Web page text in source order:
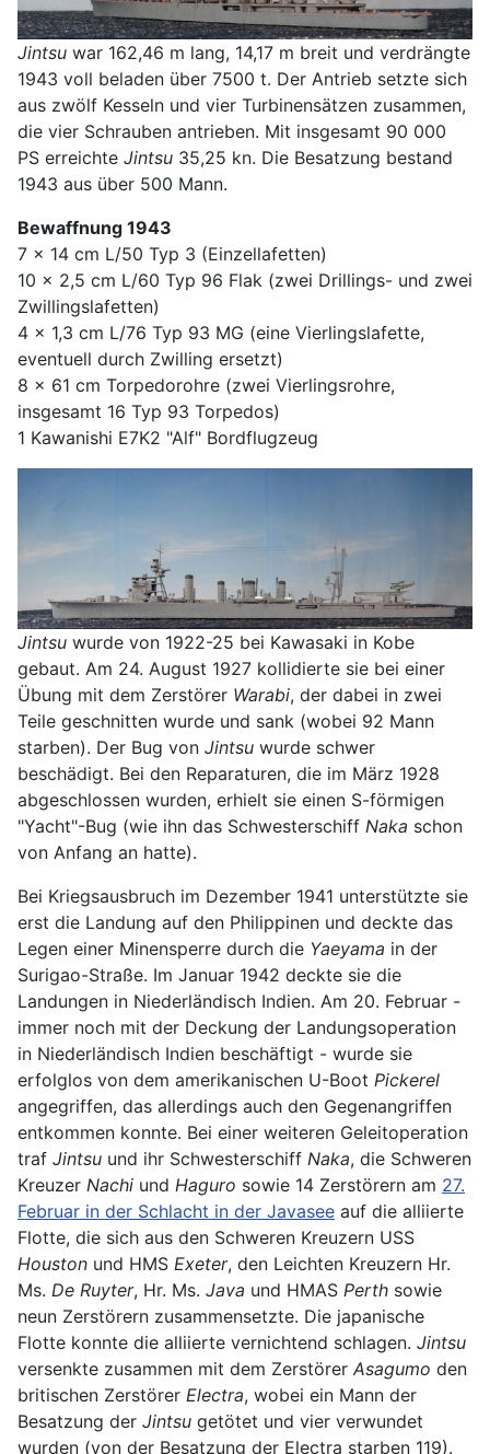
Jintsu war 162,46 m lang, 14,17 m breit und verdrängte
1943 voll beladen über 7500 t. Der Antrieb setzte sich
aus zwölf Kesseln und vier Turbinensätzen zusammen,
die vier Schrauben antrieben. Mit insgesamt 90 000
PS erreichte Jintsu 35,25 kn. Die Besatzung bestand
1943 aus über 500 Mann.
Bewaffnung 1943
7 x 14 cm L/50 Typ 3 (Einzellafetten)
10 x 2,5 cm L/60 Typ 96 Flak (zwei Drillings- und zwei
Zwillingslafetten)
4 x 1,3 cm L/76 Typ 93 MG (eine Vierlingslafette,
eventuell durch Zwilling ersetzt)
8 x 61 cm Torpedorohre (zwei Vierlingsrohre,
insgesamt 16 Typ 93 Torpedos)
1 Kawanishi E7K2 "Alf" Bordflugzeug
Jintsu wurde von 1922-25 bei Kawasaki in Kobe
gebaut. Am 24. August 1927 kollidierte sie bei einer
Übung mit dem Zerstörer Warabi, der dabei in zwei
Teile geschnitten wurde und sank (wobei 92 Mann
starben). Der Bug von Jintsu wurde schwer
beschädigt. Bei den Reparaturen, die im März 1928
abgeschlossen wurden, erhielt sie einen S-förmigen
"Yacht"-Bug (wie ihn das Schwesterschiff Naka schon
von Anfang an hatte).
Bei Kriegsausbruch im Dezember 1941 unterstützte sie
erst die Landung auf den Philippinen und deckte das
Legen einer Minensperre durch die Yaeyama in der
Surigao-Straße. Im Januar 1942 deckte sie die
Landungen in Niederländisch Indien. Am 20. Februar -
immer noch mit der Deckung der Landungsoperation
in Niederländisch Indien beschäftigt - wurde sie
erfolglos von dem amerikanischen U-Boot Pickerel
angegriffen, das allerdings auch den Gegenangriffen
entkommen konnte. Bei einer weiteren Geleitoperation
traf Jintsu und ihr Schwesterschiff Naka, die Schweren
Kreuzer Nachi und Haguro sowie 14 Zerstörern am 27.
Februar in der Schlacht in der Javasee auf die alliierte
Flotte, die sich aus den Schweren Kreuzern USS
Houston und HMS Exeter, den Leichten Kreuzern Hr.
Ms. De Ruyter, Hr. Ms. Java und HMAS Perth sowie
neun Zerstörern zusammensetzte. Die japanische
Flotte konnte die alliierte vernichtend schlagen. Jintsu
versenkte zusammen mit dem Zerstörer Asagumo den
britischen Zerstörer Electra, wobei ein Mann der
Besatzung der Jintsu getötet und vier verwundet
wurden (von der Besatzung der Electra starben 119).